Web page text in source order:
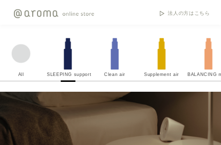
法人の方はこちら
All SLEEPING support Clean air Supplement air BALANCING